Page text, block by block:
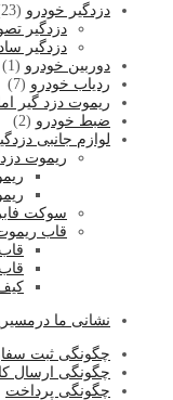
دزدگیر خودرو (23)
دزدگیر
دزدگیر
دوربین خودرو (1)
ردیاب خودرو (7)
ریموت دزد گیر
ضبط خودرو (2)
لوازم جانبی
ریموت
سوکت
قاب
نشانی ما
چگونگی ثبت
چگونگی ارسال
چگونگی پرداخت